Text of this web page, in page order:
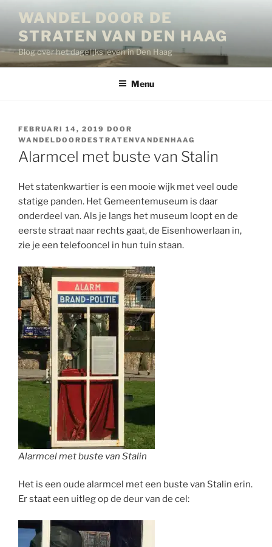
inhoud
WANDEL DOOR DE
STRATEN VAN DEN HAAG
Blog over het dagelijks leven in Den Haag
Menu
GEPLAATST
OP
FEBRUARI 14, 2019 DOOR
WANDELDOORDESTRATENVANDENHAAG
Alarmcel met buste van Stalin
Het statenkwartier is een mooie wijk met veel oude
statige panden. Het Gemeentemuseum is daar
onderdeel van. Als je langs het museum loopt en de
eerste straat naar rechts gaat, de Eisenhowerlaan in,
zie je een telefooncel in hun tuin staan.
Alarmcel met buste van Stalin
Het is een oude alarmcel met een buste van Stalin erin.
Er staat een uitleg op de deur van de cel: